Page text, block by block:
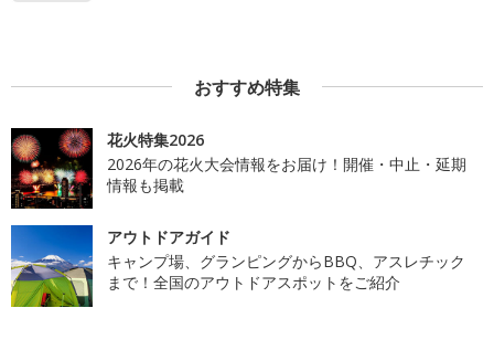
おすすめ特集
花火特集2026
2026年の花火大会情報をお届け！開催・中止・延期
情報も掲載
アウトドアガイド
キャンプ場、グランピングからBBQ、アスレチック
まで！全国のアウトドアスポットをご紹介